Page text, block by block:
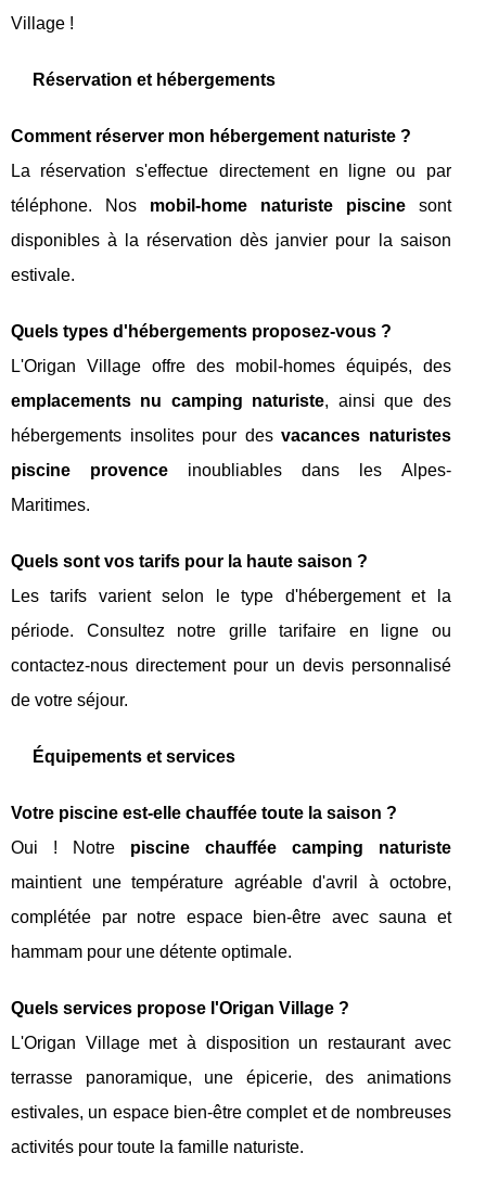
Village !
Réservation et hébergements
Comment réserver mon hébergement naturiste ?
La réservation s'effectue directement en ligne ou par
téléphone. Nos mobil-home naturiste piscinesont
disponibles à la réservation dès janvier pour la saison
estivale.
Quels types d'hébergements proposez-vous ?
L'Origan Village offre des mobil-homes équipés, des
emplacements nu camping naturiste, ainsi que des
hébergements insolites pour desvacances naturistes
piscine provence inoubliables dans les Alpes-
Maritimes.
Quels sont vos tarifs pour la haute saison ?
Les tarifs varient selon le type d'hébergement et la
période. Consultez notre grille tarifaire en ligne ou
contactez-nous directement pour un devis personnalisé
de votre séjour.
Équipements et services
Votre piscine est-elle chauffée toute la saison ?
Oui ! Notre piscine chauffée camping naturiste
maintient une température agréable d'avril à octobre,
complétée par notre espace bien-être avec sauna et
hammam pour une détente optimale.
Quels services propose l'Origan Village ?
L'Origan Village met à disposition un restaurant avec
terrasse panoramique, une épicerie, des animations
estivales, un espace bien-être complet et de nombreuses
activités pour toute la famille naturiste.